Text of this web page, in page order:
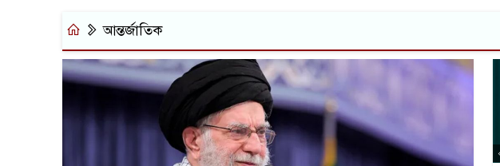
আন্তর্জাতিক